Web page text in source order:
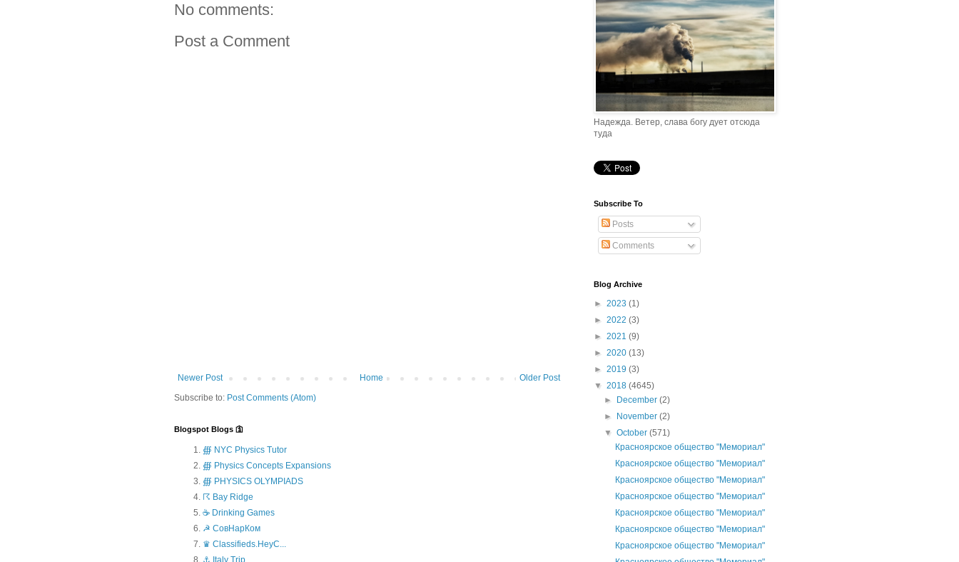
No comments:
Post a Comment
Newer Post Older Post
Home
Subscribe to: Post Comments (Atom)
Blogspot Blogs 🛐
∰ NYC Physics Tutor
∰ Physics Concepts Expansions
∰ PHYSICS OLYMPIADS
☈ Bay Ridge
☕ Drinking Games
☭ СовНарКом
♛ Classifieds.HeyC...
Надежда. Ветер, слава богу дует отсюда
туда
Subscribe To
Posts
Comments
Blog Archive
► 2023 (1)
► 2022 (3)
► 2021 (9)
► 2020 (13)
► 2019 (3)
▼ 2018 (4645)
►
December(2)
►
November(2)
▼October(571)
Красноярское общество "Мемориал"
Красноярское общество "Мемориал"
Красноярское общество "Мемориал"
Красноярское общество "Мемориал"
Красноярское общество "Мемориал"
Красноярское общество "Мемориал"
Красноярское общество "Мемориал"